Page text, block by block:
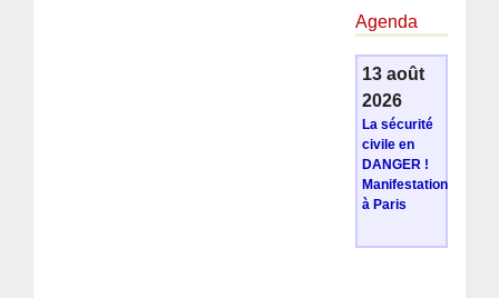
Agenda
13 août
2026
La sécurité
civile en
DANGER !
Manifestation
à Paris